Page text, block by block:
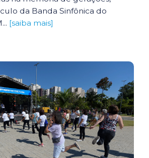
da Banda Sinfônica do
[saiba mais]